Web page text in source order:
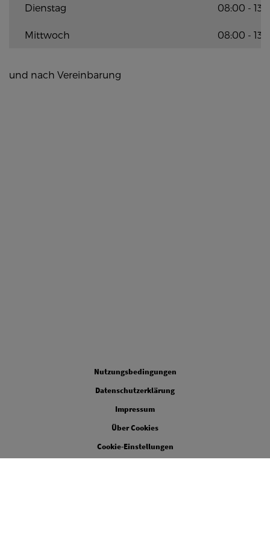
Dienstag 08:00 -
Mittwoch 08:00 -
und nach Vereinbarung
Nutzungsbedingungen
Datenschutzerklärung
Impressum
Über Cookies
Cookie-Einstellungen